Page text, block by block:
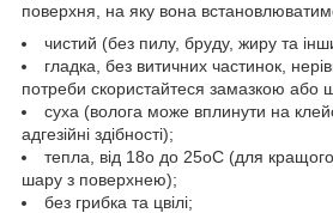
поверхня, на яку вона
чистий (без пилу, бруду, жиру та
гладка, без витичних частинок,
потреби скористайтеся замазкою або
суха (волога може вплинути на
адгезійні здібності);
тепла, від 18o до 25oС (для
шару з поверхнею);
без грибка та цвілі;